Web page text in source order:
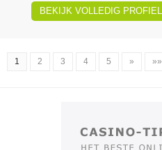
BEKIJK VOLLEDIG PROFIEL
1 2 3 4 5 » »»